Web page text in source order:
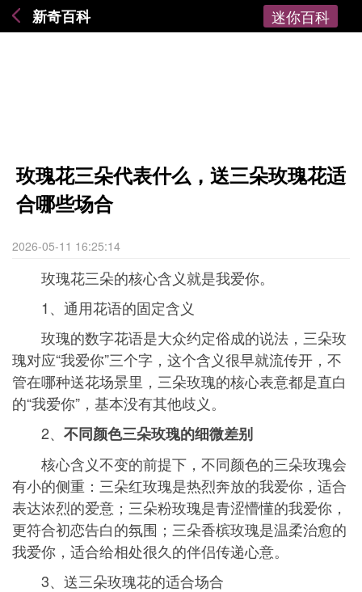
新奇百科 迷你百科
玫瑰花三朵代表什么，送三朵玫瑰花适
合哪些场合
2026-05-11 16:25:14
玫瑰花三朵的核心含义就是我爱你。
1、通用花语的固定含义
玫瑰的数字花语是大众约定俗成的说法，三朵玫
瑰对应“我爱你”三个字，这个含义很早就流传开，不
管在哪种送花场景里，三朵玫瑰的核心表意都是直白
的“我爱你”，基本没有其他歧义。
2、 不同颜色三朵玫瑰的细微差别
核心含义不变的前提下，不同颜色的三朵玫瑰会
有小的侧重：三朵红玫瑰是热烈奔放的我爱你，适合
表达浓烈的爱意；三朵粉玫瑰是青涩懵懂的我爱你，
更符合初恋告白的氛围；三朵香槟玫瑰是温柔治愈的
我爱你，适合给相处很久的伴侣传递心意。
3、送三朵玫瑰花的适合场合